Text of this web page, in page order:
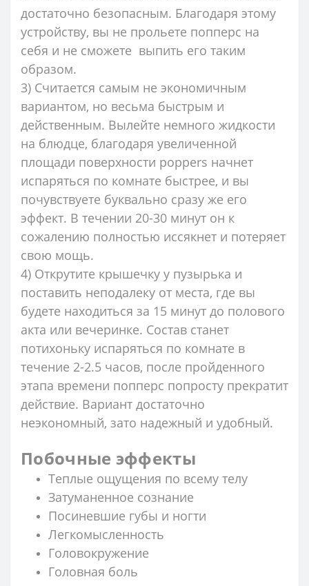
достаточно безопасным. Благодаря этому
устройству, вы не прольете попперс на
себя и не сможете выпить его таким
образом.
3) Считается самым не экономичным
вариантом, но весьма быстрым и
действенным. Вылейте немного жидкости
на блюдце, благодаря увеличенной
площади поверхности poppers начнет
испаряться по комнате быстрее, и вы
почувствуете буквально сразу же его
эффект. В течении 20-30 минут он к
сожалению полностью иссякнет и потеряет
свою мощь.
4) Открутите крышечку у пузырька и
поставить неподалеку от места, где вы
будете находиться за 15 минут до полового
акта или вечеринке. Состав станет
потихоньку испаряться по комнате в
течение 2-2.5 часов, после пройденного
этапа времени попперс попросту прекратит
действие. Вариант достаточно
неэкономный, зато надежный и удобный.
Побочные эффекты
Теплые ощущения по всему телу
Затуманенное сознание
Посиневшие губы и ногти
Легкомысленность
Головокружение
Головная боль